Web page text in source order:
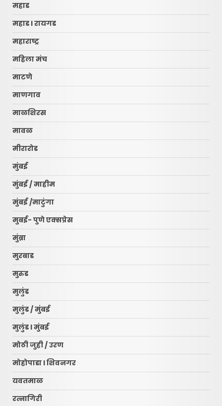
महाड
महाड l रायगड
महाराष्ट्र
महिला मंच
माटणे
माणगाव
माळशिरस
मावळ
मीरारोड
मुंबई
मुंबई / माहीम
मुंबई /माटुंगा
मुबई- पुणे एक्सप्रेस
मुंब्रा
मुरबाड
मुरुड
मुलुंड
मुलुंड / मुंबई
मुलुंड l मुंबई
मोठी जुही / उरण
मोहोपाडा l शिवनगर
यवतमाळ
रत्नागिरी